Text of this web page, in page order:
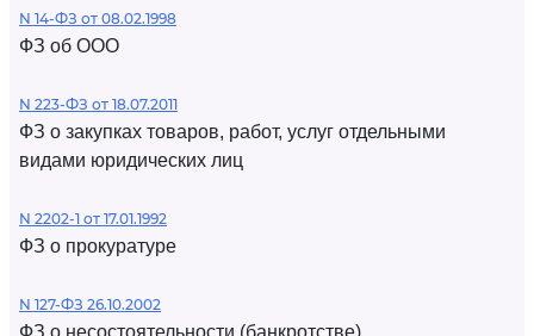
N 14-ФЗ от 08.02.1998
ФЗ об ООО
N 223-ФЗ от 18.07.2011
ФЗ о закупках товаров, работ, услуг отдельными
видами юридических лиц
N 2202-1 от 17.01.1992
ФЗ о прокуратуре
N 127-ФЗ 26.10.2002
ФЗ о несостоятельности (банкротстве)